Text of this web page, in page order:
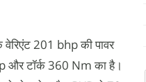
201 bhp की पावर
और टॉर्क 360 Nm का है।